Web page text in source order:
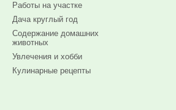
Работы на участке
Дача круглый год
Содержание домашних
животных
Увлечения и хобби
Кулинарные рецепты